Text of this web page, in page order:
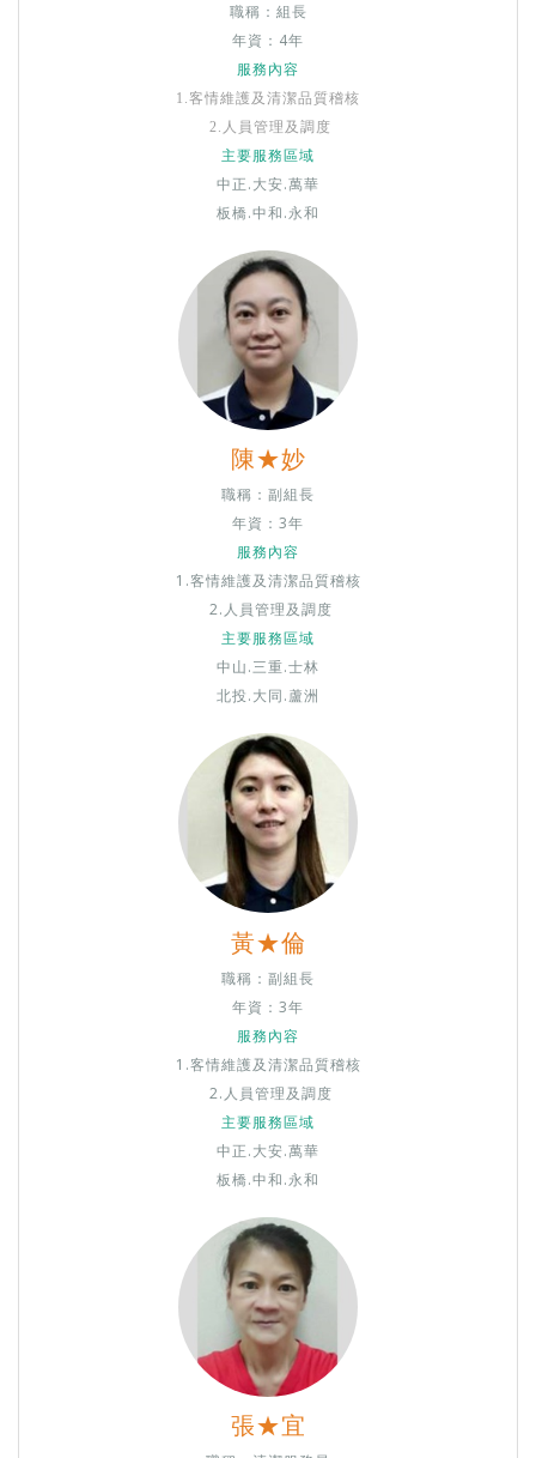
職稱：組長
年資：4年
服務內容
1.客情維護及清潔品質稽核
2. 人員管理及調度
主要服務區域
中正.大安.萬華
板橋.中和.永和
陳★妙
職稱：副組長
年資：3年
服務內容
1.客情維護及清潔品質稽核
2.人員管理及調度
主要服務區域
中山.三重.士林
​​​​​​北投.大同.蘆洲
黃★倫
職稱：副組長
年資：3年
服務內容
1.客情維護及清潔品質稽核
2.人員管理及調度
主要服務區域
中正.大安.萬華
板橋.中和.永和
張★宜